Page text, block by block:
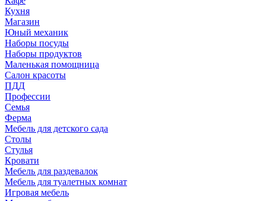
Кухня
Магазин
Юный механик
Наборы посуды
Наборы продуктов
Маленькая помощница
Салон красоты
ПДД
Профессии
Семья
Ферма
Мебель для детского сада
Столы
Cтулья
Кровати
Мебель для раздевалок
Мебель для туалетных комнат
Игровая мебель